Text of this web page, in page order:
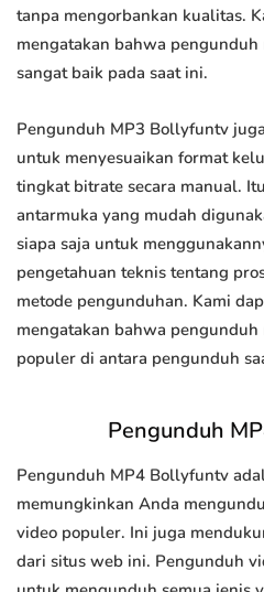
tanpa mengorbankan kualitas.
mengatakan bahwa
sangat baik pada saat ini.
Pengunduh MP3 Bollyfuntv
untuk menyesuaikan format
tingkat bitrate secara manual.
antarmuka yang mudah
siapa saja untuk
pengetahuan teknis tentang
metode pengunduhan. Kami
mengatakan bahwa
populer di antara pengunduh
Pengunduh
Pengunduh MP4 Bollyfuntv
memungkinkan Anda
video populer. Ini juga
dari situs web ini. Pengunduh